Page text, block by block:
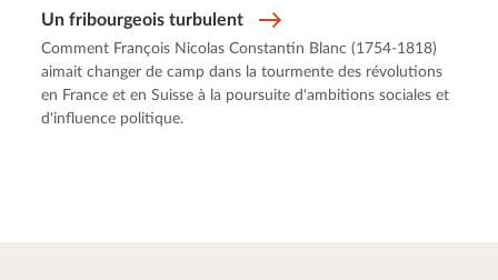
Un fribourgeois turbulent
Comment François Nicolas Constantin Blanc (1754-1818)
aimait changer de camp dans la tourmente des révolutions
en France et en Suisse à la poursuite d'ambitions sociales et
d'influence politique.